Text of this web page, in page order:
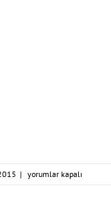
| app1-
yorumlar kapalı